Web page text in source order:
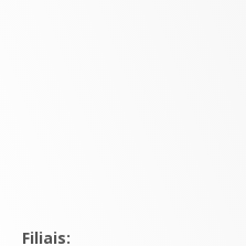
Filiais: